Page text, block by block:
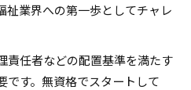
祉業界への第一歩としてチャレ
責任者などの配置基準を満たす
です。無資格でスタートして